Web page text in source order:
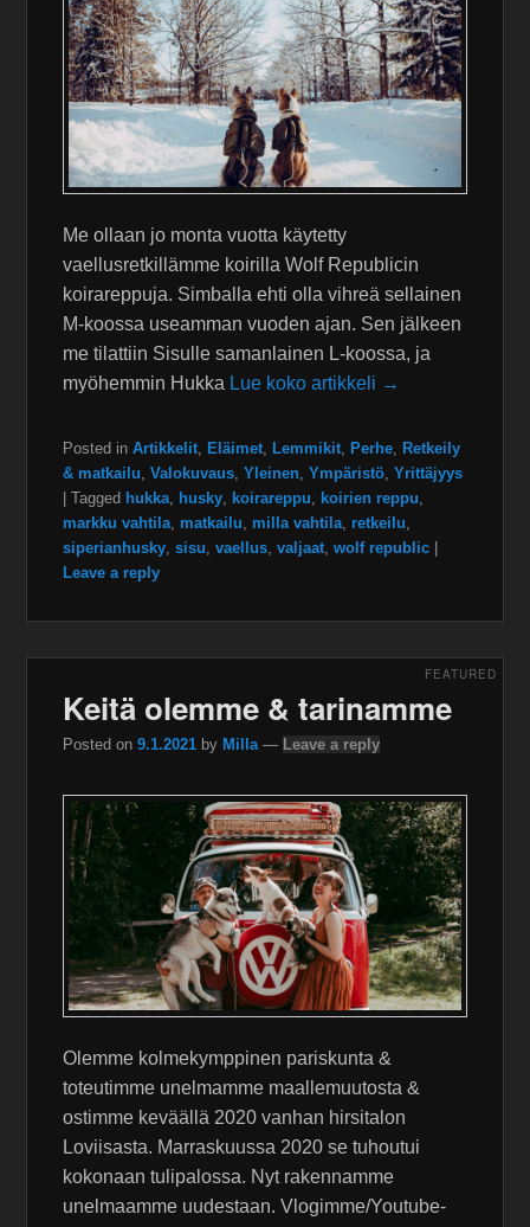
Me ollaan jo monta vuotta käytetty
vaellusretkillämme koirilla Wolf Republicin
koirareppuja. Simballa ehti olla vihreä sellainen
M-koossa useamman vuoden ajan. Sen jälkeen
me tilattiin Sisulle samanlainen L-koossa, ja
myöhemmin Hukka Lue koko artikkeli →
Posted in Artikkelit, Eläimet, Lemmikit, Perhe, Retkeily
& matkailu,Valokuvaus,Yleinen,Ympäristö,Yrittäjyys
|Tagged hukka, husky, koirareppu, koirien reppu,
markku vahtila, matkailu, milla vahtila, retkeilu,
siperianhusky,sisu,vaellus,valjaat,wolf republic
Leave a reply
Keitä olemme & tarinamme
FEATURED
Posted on9.1.2021 by Milla — Leave a reply
Olemme kolmekymppinen pariskunta &
toteutimme unelmamme maallemuutosta &
ostimme keväällä 2020 vanhan hirsitalon
Loviisasta. Marraskuussa 2020 se tuhoutui
kokonaan tulipalossa. Nyt rakennamme
unelmaamme uudestaan. Vlogimme/Youtube-